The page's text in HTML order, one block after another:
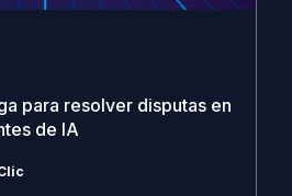
para resolver disputas en
de IA